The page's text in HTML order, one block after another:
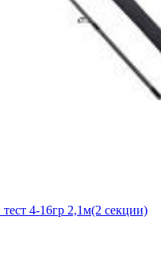
4-16гр 2,1м(2 секции)